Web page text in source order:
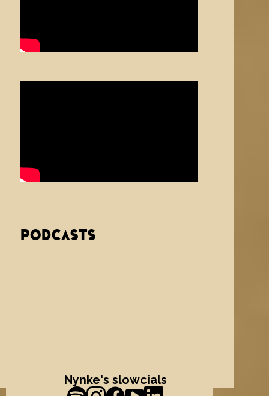
PODCASTS
Nynke's slowcials